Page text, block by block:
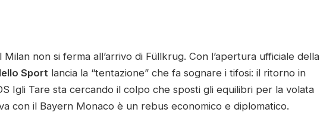
non si ferma all’arrivo di Füllkrug. Con l’apertura ufficiale della
Sport lancia la “tentazione” che fa sognare i tifosi: il ritorno in
Igli Tare sta cercando il colpo che sposti gli equilibri per la volata
con il Bayern Monaco è un rebus economico e diplomatico.